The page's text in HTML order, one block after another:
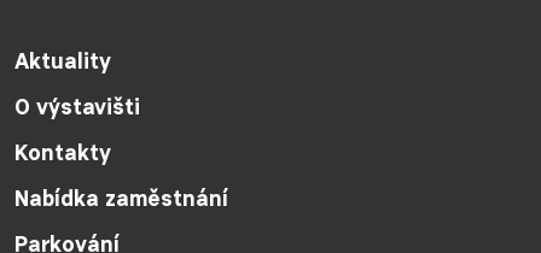
Aktuality
O výstavišti
Kontakty
Nabídka zaměstnání
Parkování